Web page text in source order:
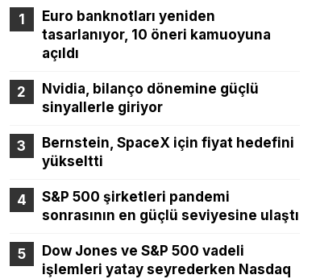
Euro banknotları yeniden
tasarlanıyor, 10 öneri kamuoyuna
açıldı
Nvidia, bilanço dönemine güçlü
sinyallerle giriyor
Bernstein, SpaceX için fiyat hedefini
yükseltti
S&P 500 şirketleri pandemi
sonrasının en güçlü seviyesine ulaştı
Dow Jones ve S&P 500 vadeli
işlemleri yatay seyrederken Nasdaq